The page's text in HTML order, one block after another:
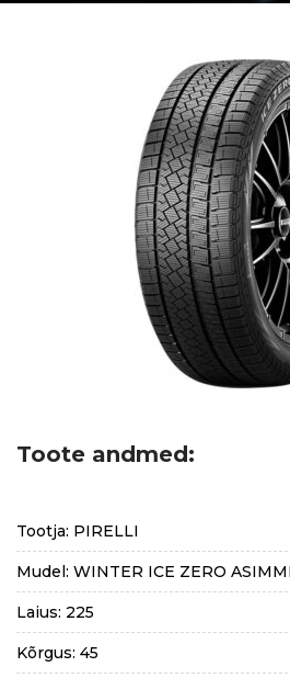
Toote andmed:
Tootja: PIRELLI
Mudel: WINTER ICE ZERO
Laius: 225
Kõrgus: 45